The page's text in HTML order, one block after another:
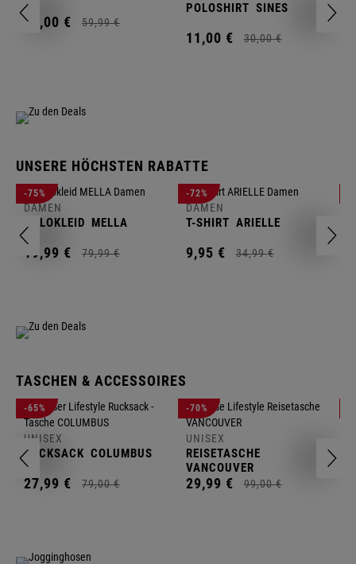
11,00 € 59,99 €
POLOSHIRT SINES
11,00 € 30,00 €
UNSERE HÖCHSTEN RABATTE
-75%
DAMEN
POLOKLEID MELLA
19,99 € 79,99 €
-72%
DAMEN
T-SHIRT ARIELLE
9,95 € 34,99 €
TASCHEN & ACCESSOIRES
-65%
UNISEX
RUCKSACK COLUMBUS
27,99 € 79,00 €
-70%
UNISEX
REISETASCHE
VANCOUVER
29,99 € 99,00 €